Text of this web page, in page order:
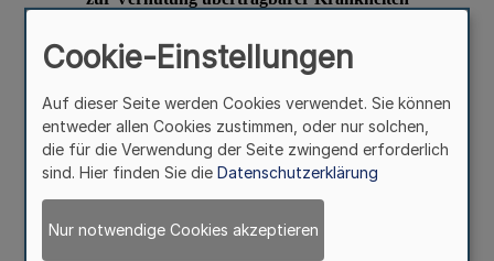
Cookie-Einstellungen
Auf dieser Seite werden Cookies verwendet. Sie können
entweder allen Cookies zustimmen, oder nur solchen,
die für die Verwendung der Seite zwingend erforderlich
sind. Hier finden Sie die Datenschutzerklärung
Nur notwendige Cookies akzeptieren